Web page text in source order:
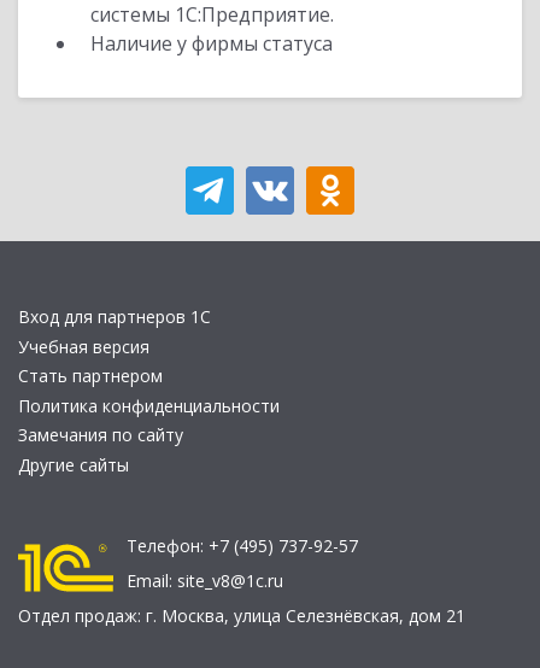
системы 1С:Предприятие.
Наличие у фирмы статуса
Вход для партнеров 1С
Учебная версия
Стать партнером
Политика конфиденциальности
Замечания по сайту
Другие сайты
Телефон: +7 (495) 737-92-57
Email: site_v8@1c.ru
Отдел продаж: г. Москва, улица Селезнёвская, дом 21